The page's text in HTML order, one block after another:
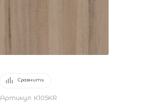
Сравнить
Артикул: K105KR